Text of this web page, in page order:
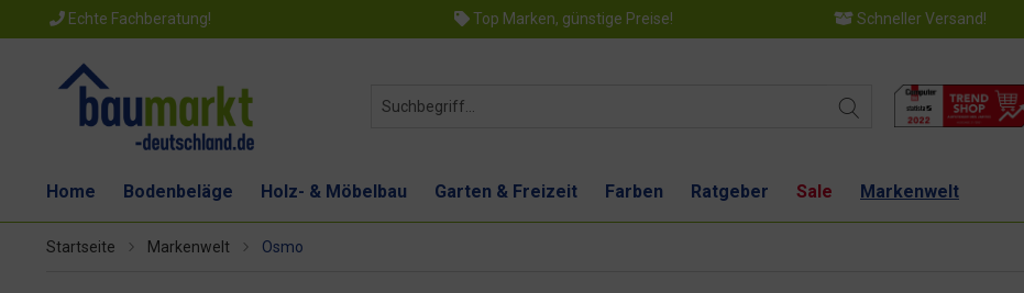
Echte Fachberatung! Top Marken, günstige Preise! Schneller Versand!
Home Bodenbeläge Holz- & Möbelbau Garten & Freizeit Farben Ratgeber Sale Markenwelt
Startseite Markenwelt Osmo